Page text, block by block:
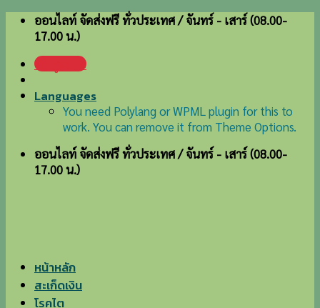
Skip ออนไลท์ จัดส่งฟรี ทั่วประเทศ / จันทร์ - เสาร์ (08.00-
17.00 น.)
เข้าสู่ระบบ
Languages
You need Polylang or WPML plugin for this to
work. You can remove it from Theme Options.
ออนไลท์ จัดส่งฟรี ทั่วประเทศ / จันทร์ - เสาร์ (08.00-
17.00 น.)
หน้าหลัก
สะเก็ดเงิน
โรคไต